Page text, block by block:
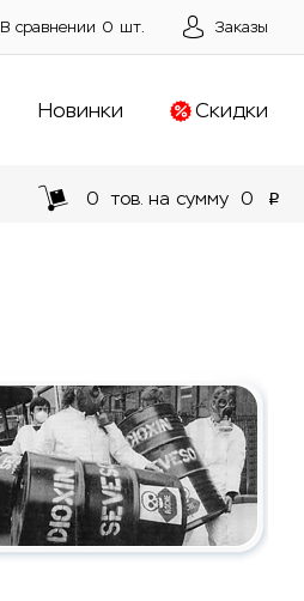
В сравнении 0 шт. Заказы
Новинки Скидки
0 тов. на сумму 0 p